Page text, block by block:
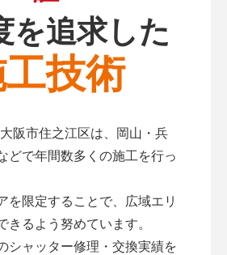
を追求した
技術
阪市住之江区は、岡山・兵
どで年間数多くの施工を行っ
を限定することで、広域エリ
きるよう努めています。
シャッター修理・交換実績を